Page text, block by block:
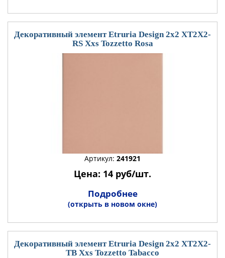
Декоративный элемент Etruria Design 2x2 XT2X2-
RS Xxs Tozzetto Rosa
Артикул: 241921
Цена: 14 руб/шт.
Подробнее
(открыть в новом окне)
Декоративный элемент Etruria Design 2x2 XT2X2-
TB Xxs Tozzetto Tabacco